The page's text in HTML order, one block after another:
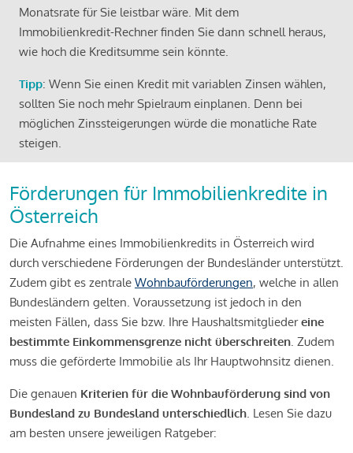
Monatsrate für Sie leistbar wäre. Mit dem
Immobilienkredit-Rechner finden Sie dann schnell heraus,
wie hoch die Kreditsumme sein könnte.
Tipp: Wenn Sie einen Kredit mit variablen Zinsen wählen,
sollten Sie noch mehr Spielraum einplanen. Denn bei
möglichen Zinssteigerungen würde die monatliche Rate
steigen.
Förderungen für Immobilienkredite in
Österreich
Die Aufnahme eines Immobilienkredits in Österreich wird
durch verschiedene Förderungen der Bundesländer unterstützt.
Zudem gibt es zentrale Wohnbauförderungen, welche in allen
Bundesländern gelten. Voraussetzung ist jedoch in den
meisten Fällen, dass Sie bzw. Ihre Haushaltsmitgliedereine
bestimmte Einkommensgrenze nicht überschreiten. Zudem
muss die geförderte Immobilie als Ihr Hauptwohnsitz dienen.
Die genauen Kriterien für die Wohnbauförderung sind von
Bundesland zu Bundesland unterschiedlich. Lesen Sie dazu
am besten unsere jeweiligen Ratgeber: